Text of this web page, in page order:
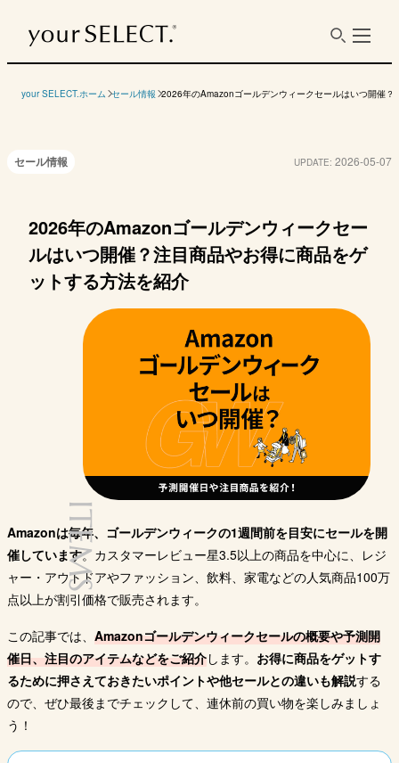
your SELECT.ホーム セール情報 2026年のAmazonゴールデンウィークセールはいつ開催
セール情報 UPDATE: 2026-05-07
ITEMS
2026年のAmazonゴールデンウィークセー
ルはいつ開催？注目商品やお得に商品をゲ
ットする方法を紹介
Amazonは毎年、ゴールデンウィークの1週間前を目安にセールを開
催しています。カスタマーレビュー星3.5以上の商品を中心に、レジ
ャー・アウトドアやファッション、飲料、家電などの人気商品100万
点以上が割引価格で販売されます。
この記事では、 Amazonゴールデンウィークセールの概要や予測開
催日、注目のアイテムなどをご紹介します。 お得に商品をゲットす
るために押さえておきたいポイントや他セールとの違いも解説する
ので、ぜひ最後までチェックして、連休前の買い物を楽しみましょ
う！